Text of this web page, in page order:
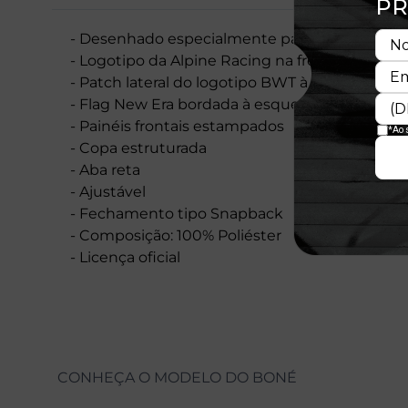
- Desenhado especialmente para o GP de
- Logotipo da Alpine Racing na frente
- Patch lateral do logotipo BWT à direita
- Flag New Era bordada à esquerda
- Painéis frontais estampados
- Copa estruturada
- Aba reta
- Ajustável
- Fechamento tipo Snapback
- Composição: 100% Poliéster
- Licença oficial
CONHEÇA O MODELO DO BONÉ